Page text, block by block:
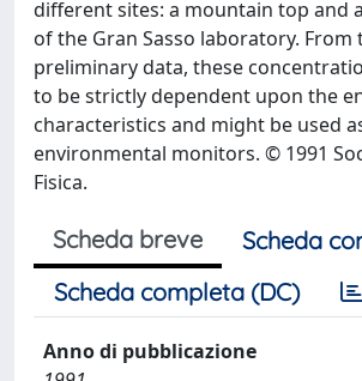
different sites: a mountain top and
of the Gran Sasso laboratory. From
preliminary data, these
to be strictly dependent upon the
characteristics and might be used
environmental monitors. © 1991
Fisica.
Scheda breve
Scheda
Scheda completa (DC)
Anno di pubblicazione